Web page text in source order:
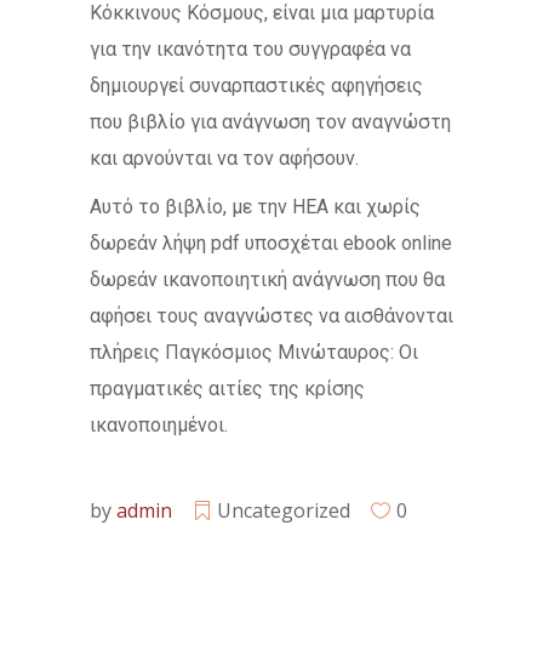
Κόκκινους Κόσμους, είναι μια μαρτυρία
για την ικανότητα του συγγραφέα να
δημιουργεί συναρπαστικές αφηγήσεις
που βιβλίο για ανάγνωση τον αναγνώστη
και αρνούνται να τον αφήσουν.
Αυτό το βιβλίο, με την HEA και χωρίς
δωρεάν λήψη pdf υποσχέται ebook online
δωρεάν ικανοποιητική ανάγνωση που θα
αφήσει τους αναγνώστες να αισθάνονται
πλήρεις Παγκόσμιος Μινώταυρος: Οι
πραγματικές αιτίες της κρίσης
ικανοποιημένοι.
byadmin Uncategorized 0